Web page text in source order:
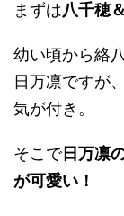
まずは八千穂
幼い頃から絡
日万凛ですが
気が付き。
そこで日万凛
が可愛い！